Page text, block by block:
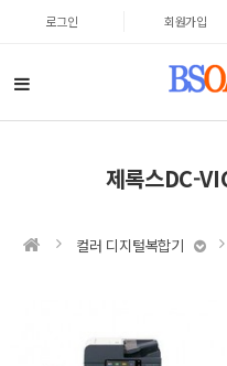
로그인 회원가입
제록스DC-
컬러 디지털복합기